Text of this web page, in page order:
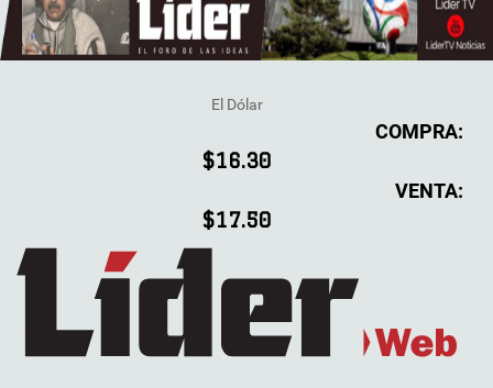
El Dólar
COMPRA:
$16.30
VENTA:
$17.50